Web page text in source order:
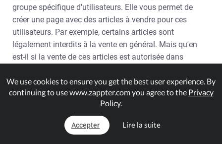
groupe spécifique d'utilisateurs. Elle vous permet de
créer une page avec des articles à vendre pour ces
utilisateurs. Par exemple, certains articles sont
légalement interdits à la vente en général. Mais qu'en
est-il si la vente de ces articles est autorisée dans
cette fonctionnalité pour créer une sous-page et l'activer
uniquement pour les utilisateurs de ces villes ou états
sans arrêter complètement la vente de ces articles.
We use cookies to ensure you get the best user experience. By
continuing to use www.zappter.com you agree to the Privacy
Policy.
Accepter Lire la suite